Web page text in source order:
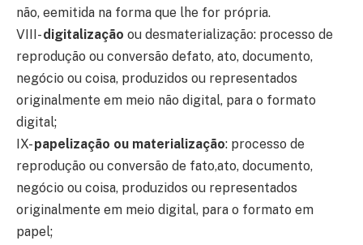
não, eemitida na forma que lhe for própria.
VIII-digitalização ou desmaterialização: processo de
reprodução ou conversão defato, ato, documento,
negócio ou coisa, produzidos ou representados
originalmente em meio não digital, para o formato
digital;
IX-papelização ou materialização: processo de
reprodução ou conversão de fato,ato, documento,
negócio ou coisa, produzidos ou representados
originalmente em meio digital, para o formato em
papel;